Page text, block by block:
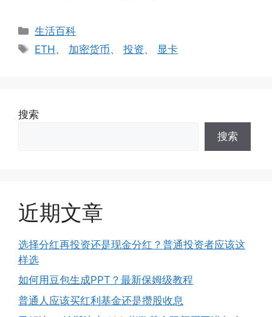
分
类
生活百科
标
ETH 、 加密货币、投资、 显卡
搜索
搜索
近期文章
选择分红再投资还是现金分红？普通投资者应该这
样选
如何用豆包生成PPT？最新保姆级教程
普通人应该买红利基金还是攒股收息